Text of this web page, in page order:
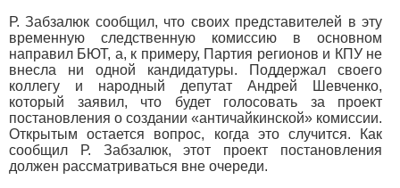
Р. Забзалюк сообщил, что своих представителей в эту
временную следственную комиссию в основном
направил БЮТ, а, к примеру, Партия регионов и КПУ не
внесла ни одной кандидатуры. Поддержал своего
коллегу и народный депутат Андрей Шевченко,
который заявил, что будет голосовать за проект
постановления о создании «античайкинской» комиссии.
Открытым остается вопрос, когда это случится. Как
сообщил Р. Забзалюк, этот проект постановления
должен рассматриваться вне очереди.